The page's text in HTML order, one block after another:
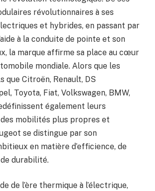
révolutionnaires à ses
et hybrides, en passant par
à la conduite de pointe et son
la marque affirme sa place au cœur
mondiale. Alors que les
que Citroën, Renault, DS
Toyota, Fiat, Volkswagen, BMW,
également leurs
mobilités plus propres et
se distingue par son
en matière d’efficience, de
durabilité.
de l’ère thermique à l’électrique,